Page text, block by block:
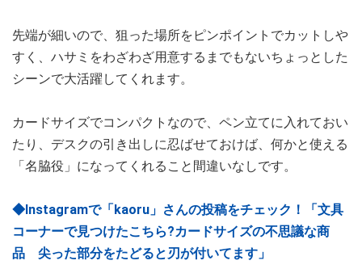
先端が細いので、狙った場所をピンポイントでカットしや
すく、ハサミをわざわざ用意するまでもないちょっとした
シーンで大活躍してくれます。
カードサイズでコンパクトなので、ペン立てに入れておい
たり、デスクの引き出しに忍ばせておけば、何かと使える
「名脇役」になってくれること間違いなしです。
◆Instagramで「kaoru」さんの投稿をチェック！「文具
コーナーで見つけたこちら?‍カードサイズの不思議な商
品 尖った部分をたどると刃が付いてます」